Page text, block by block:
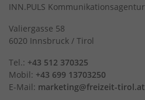
INN.PULS Kommunikationsagentur
Valiergasse 58
6020 Innsbruck / Tirol
Tel.: +43 512 370325
Mobil: +43 699 13703250
E-Mail: marketing@freizeit-tirol.at